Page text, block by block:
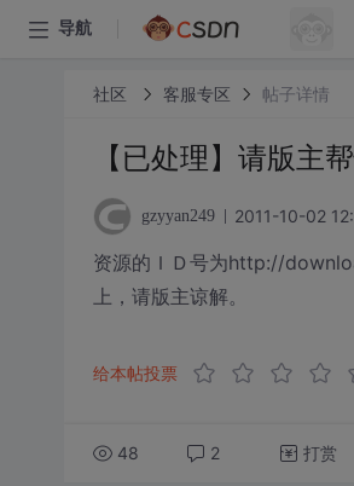
导航
社区 客服专区 帖子详情
【已处理】请版主
gzyyan249 2011-10-02
资源的ＩＤ号为http://
上，请版主谅解。
给本帖投票
48 2 打赏